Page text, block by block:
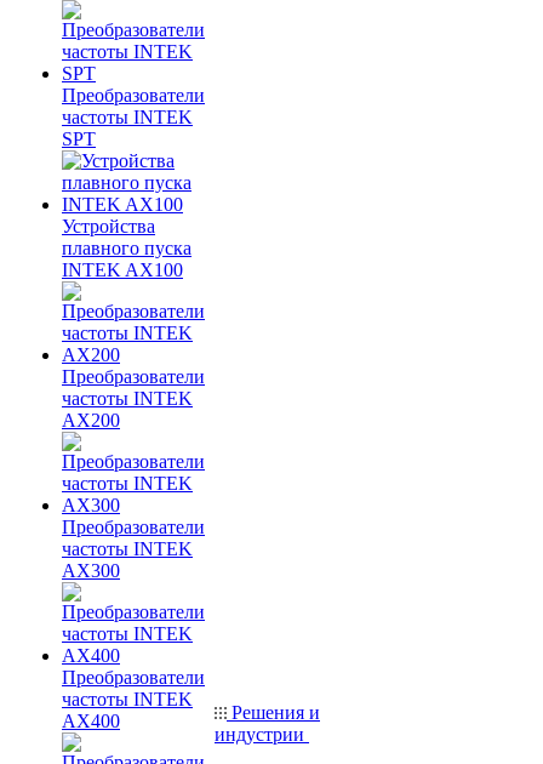
Преобразователи
частоты INTEK
SPT
Устройства
плавного пуска
INTEK AX100
Преобразователи
частоты INTEK
AX200
Преобразователи
частоты INTEK
AX300
Преобразователи
частоты INTEK
AX400
Решения и
индустрии